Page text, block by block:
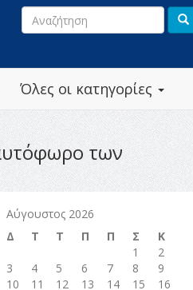
Όλες οι κατηγορίες
των
Αύγουστος 2026
Δ
Τ Τ Π Π Σ
Κ
1
2
3
4 5 6 7 8
9
10
11 12 13 14 15
16